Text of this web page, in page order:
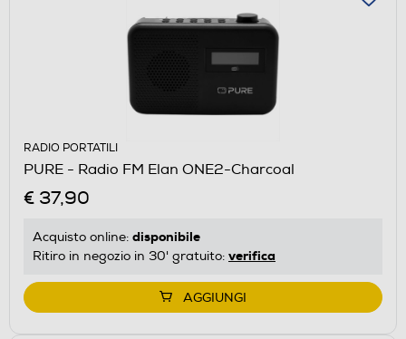
RADIO PORTATILI
PURE - Radio FM Elan ONE2-Charcoal
€ 37,90
Acquisto online: disponibile
Ritiro in negozio in 30' gratuito: verifica
AGGIUNGI